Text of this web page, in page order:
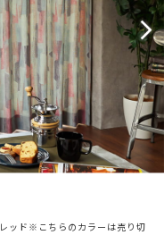
ッド※こちらのカラーは売り切